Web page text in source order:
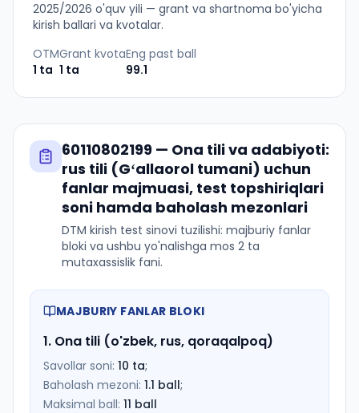
2025/2026 o'quv yili — grant va shartnoma bo'yicha
kirish ballari va kvotalar.
OTM
1 ta
Grant kvota
1 ta
Eng past ball
99.1
60110802199 — Ona tili va adabiyoti:
rus tili (Gʻallaorol tumani) uchun
fanlar majmuasi, test topshiriqlari
soni hamda baholash mezonlari
DTM kirish test sinovi tuzilishi: majburiy fanlar
bloki va ushbu yo'nalishga mos 2 ta
mutaxassislik fani.
MAJBURIY FANLAR BLOKI
1. Ona tili (o'zbek, rus, qoraqalpoq)
Savollar soni: 10 ta;
Baholash mezoni: 1.1 ball;
Maksimal ball: 11 ball